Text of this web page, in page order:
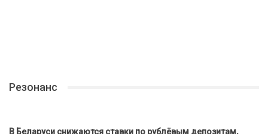
Резонанс
В Беларуси снижаются ставки по рублёвым депозитам,